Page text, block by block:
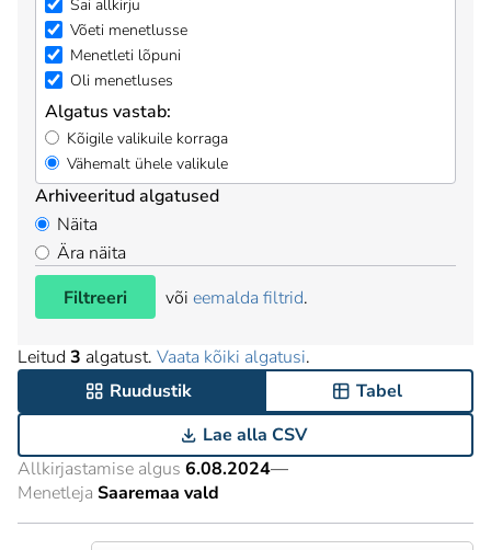
Sai allkirju
Võeti menetlusse
Menetleti lõpuni
Oli menetluses
Algatus vastab:
Kõigile valikuile korraga
Vähemalt ühele valikule
Arhiveeritud algatused
Näita
Ära näita
Filtreeri
või eemalda filtrid.
Leitud 3 algatust. Vaata kõiki algatusi.
Ruudustik
Tabel
Lae alla CSV
Allkirjastamise algus 6.08.2024—
Menetleja Saaremaa vald